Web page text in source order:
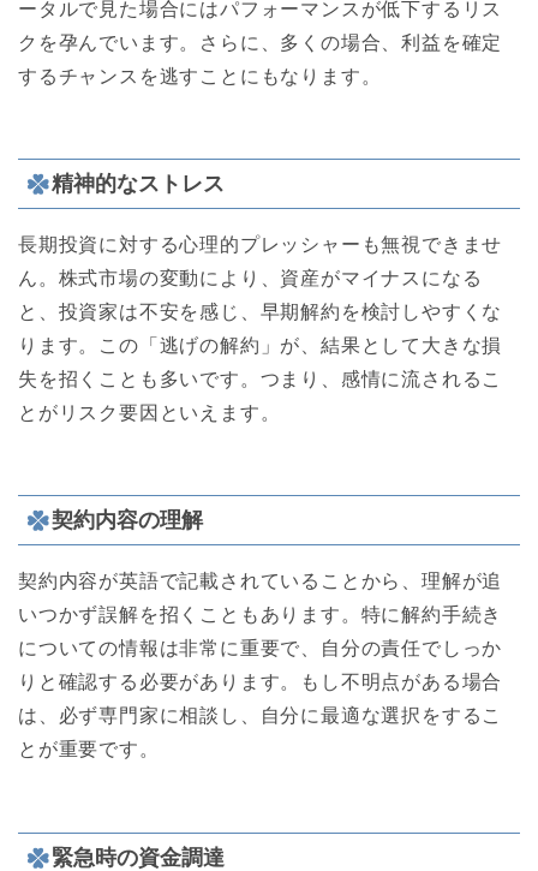
ータルで見た場合にはパフォーマンスが低下するリス
クを孕んでいます。さらに、多くの場合、利益を確定
するチャンスを逃すことにもなります。
精神的なストレス
長期投資に対する心理的プレッシャーも無視できませ
ん。株式市場の変動により、資産がマイナスになる
と、投資家は不安を感じ、早期解約を検討しやすくな
ります。この「逃げの解約」が、結果として大きな損
失を招くことも多いです。つまり、感情に流されるこ
とがリスク要因といえます。
契約内容の理解
契約内容が英語で記載されていることから、理解が追
いつかず誤解を招くこともあります。特に解約手続き
についての情報は非常に重要で、自分の責任でしっか
りと確認する必要があります。もし不明点がある場合
は、必ず専門家に相談し、自分に最適な選択をするこ
とが重要です。
緊急時の資金調達